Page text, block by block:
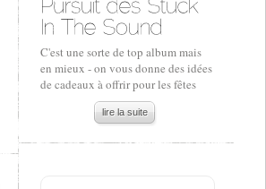
C'est une sorte de top album mais
en mieux - on vous donne des idées
de cadeaux à offrir pour les fêtes
lire la suite